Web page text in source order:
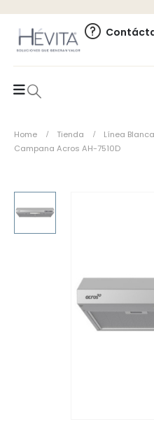
Home Tienda Línea Blanca
Campana Acros AH-7510D